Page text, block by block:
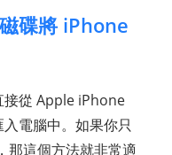
碟將 iPhone
接從 Apple iPhone
電腦中。如果你只
那這個方法就非常適